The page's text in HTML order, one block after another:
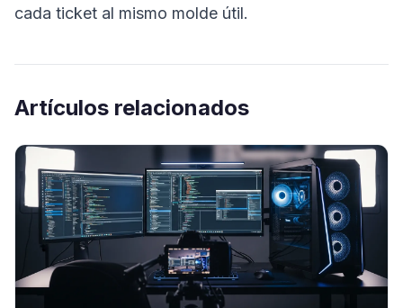
cada ticket al mismo molde útil.
Artículos relacionados